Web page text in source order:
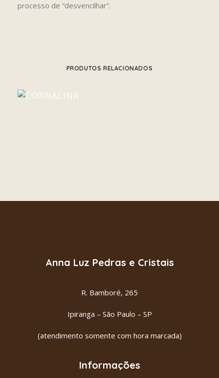
processo de “desvencilhar”.
PRODUTOS RELACIONADOS
Anna Luz Pedras e Cristais
R. Bamboré, 265
Ipiranga – São Paulo – SP
(atendimento somente com hora marcada)
Informações